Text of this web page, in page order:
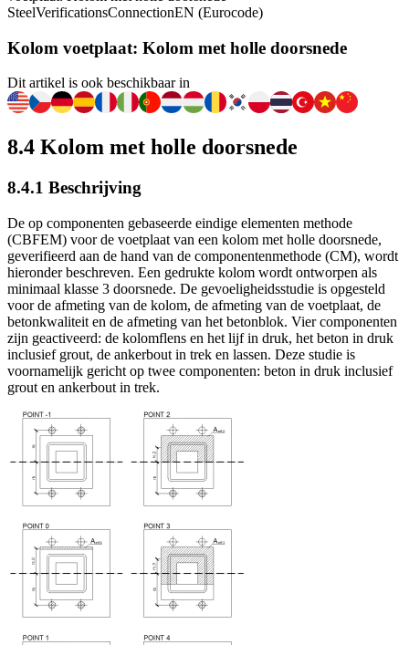
SteelVerificationsConnectionEN (Eurocode)
Kolom voetplaat: Kolom met holle doorsnede
Dit artikel is ook beschikbaar in
8.4 Kolom met holle doorsnede
8.4.1 Beschrijving
De op componenten gebaseerde eindige elementen methode
(CBFEM) voor de voetplaat van een kolom met holle doorsnede,
geverifieerd aan de hand van de componentenmethode (CM), wordt
hieronder beschreven. Een gedrukte kolom wordt ontworpen als
minimaal klasse 3 doorsnede. De gevoeligheidsstudie is opgesteld
voor de afmeting van de kolom, de afmeting van de voetplaat, de
betonkwaliteit en de afmeting van het betonblok. Vier componenten
zijn geactiveerd: de kolomflens en het lijf in druk, het beton in druk
inclusief grout, de ankerbout in trek en lassen. Deze studie is
voornamelijk gericht op twee componenten: beton in druk inclusief
grout en ankerbout in trek.